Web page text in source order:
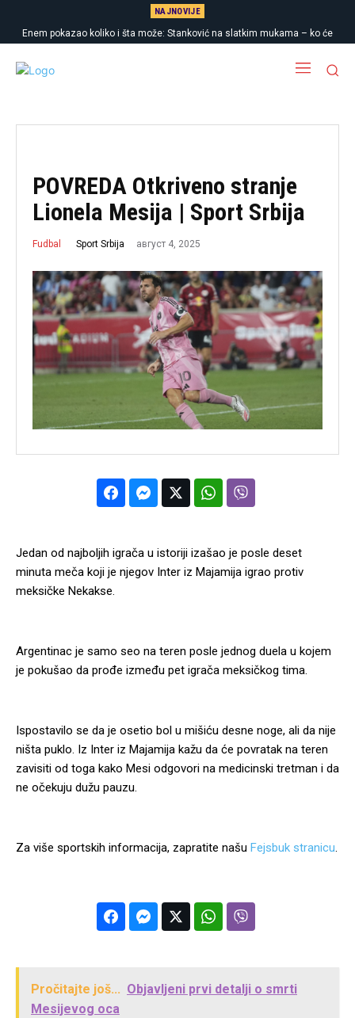
NAJNOVIJE
Enem pokazao koliko i šta može: Stanković na slatkim mukama – ko će
napasti Hapoel?
POVREDA Otkriveno stranje
Lionela Mesija | Sport Srbija
Fudbal Sport Srbija август 4, 2025
Jedan od najboljih igrača u istoriji izašao je posle deset
minuta meča koji je njegov Inter iz Majamija igrao protiv
meksičke Nekakse.
Argentinac je samo seo na teren posle jednog duela u kojem
je pokušao da prođe između pet igrača meksičkog tima.
Ispostavilo se da je osetio bol u mišiću desne noge, ali da nije
ništa puklo. Iz Inter iz Majamija kažu da će povratak na teren
zavisiti od toga kako Mesi odgovori na medicinski tretman i da
ne očekuju dužu pauzu.
Za više sportskih informacija, zapratite našu Fejsbuk stranicu
Pročitajte još... Objavljeni prvi detalji o smrti
Mesijevog oca